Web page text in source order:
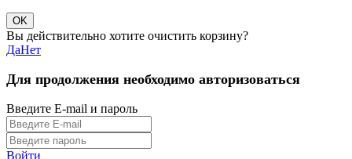
OK
Вы действительно хотите очистить корзину?
ДаНет
Для продолжения необходимо авторизоваться
Введите E-mail и пароль
Войти